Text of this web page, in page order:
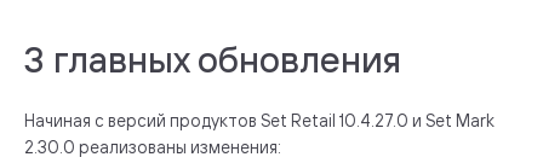
3 главных обновления
Начиная с версий продуктов Set Retail 10.4.27.0 и Set Mark
2.30.0 реализованы изменения: